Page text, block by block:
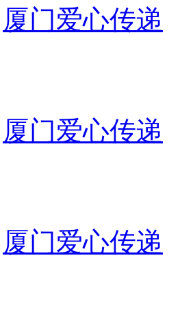
厦门爱心传递
厦门爱心传递
厦门爱心传递